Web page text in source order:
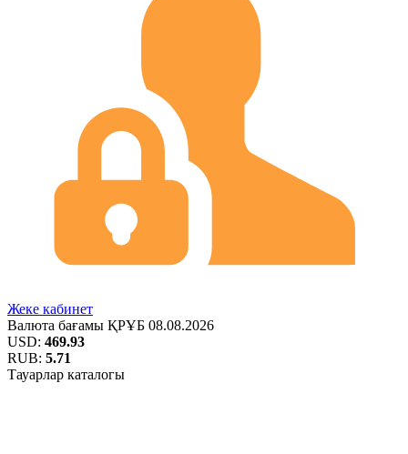
Жеке кабинет
Валюта бағамы ҚРҰБ 08.08.2026
USD: 469.93
RUB: 5.71
Тауарлар каталогы